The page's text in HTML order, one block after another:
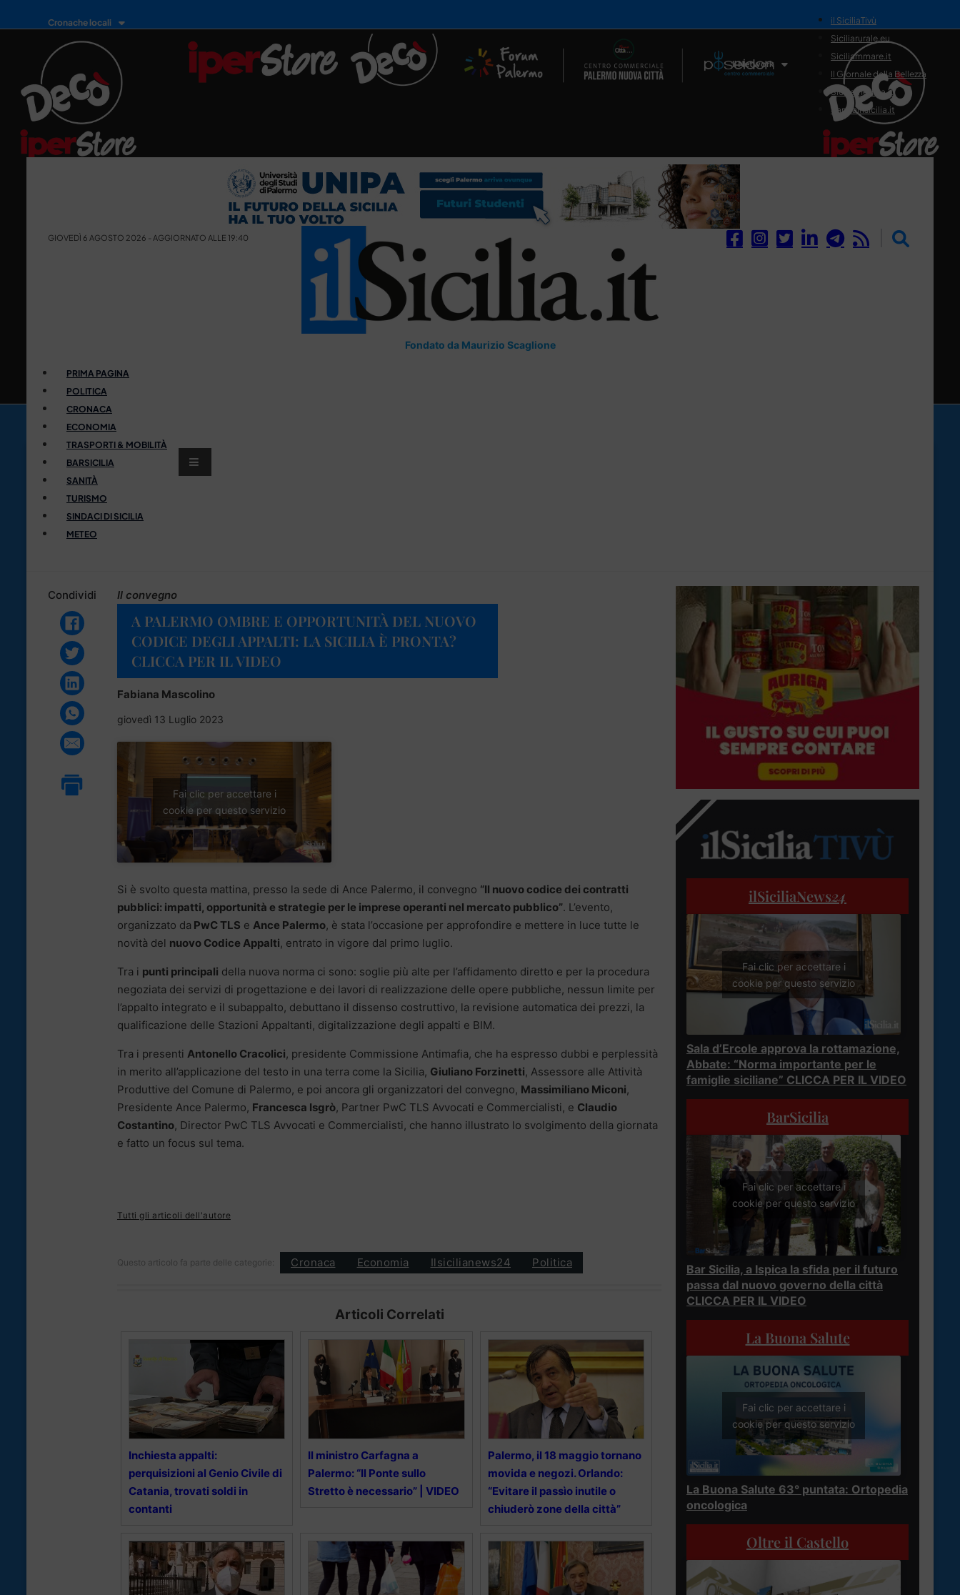
Cronache locali
Il Network
il SiciliaTivù
Siciliarurale.eu
Siciliammare.it
Il Giornale della Bellezza
Siciliamedica.it
Sanitainsicilia.it
GIOVEDÌ 6 AGOSTO 2026 - AGGIORNATO ALLE 19:40
Fondato da Maurizio Scaglione
PRIMA PAGINA
POLITICA
CRONACA
ECONOMIA
TRASPORTI & MOBILITÀ
BARSICILIA
SANITÀ
TURISMO
SINDACI DI SICILIA
METEO
Condividi Il convegno
A PALERMO OMBRE E OPPORTUNITÀ DEL NUOVO
CODICE DEGLI APPALTI: LA SICILIA È PRONTA?
CLICCA PER IL VIDEO
Fabiana Mascolino
giovedì 13 Luglio 2023
Fai clic per accettare i
cookie per questo servizio
Si è svolto questa mattina, presso la sede di Ance Palermo, il convegno “Il nuovo codice dei contratti
pubblici: impatti, opportunità e strategie per le imprese operanti nel mercato pubblico”. L’evento,
organizzato da PwC TLS e Ance Palermo, è stata l’occasione per approfondire e mettere in luce tutte le
novità del nuovo Codice Appalti, entrato in vigore dal primo luglio.
Tra i punti principali della nuova norma ci sono: soglie più alte per l’affidamento diretto e per la procedura
negoziata dei servizi di progettazione e dei lavori di realizzazione delle opere pubbliche, nessun limite per
l’appalto integrato e il subappalto, debuttano il dissenso costruttivo, la revisione automatica dei prezzi, la
qualificazione delle Stazioni Appaltanti, digitalizzazione degli appalti e BIM.
Tra i presenti Antonello Cracolici, presidente Commissione Antimafia, che ha espresso dubbi e perplessità
in merito all’applicazione del testo in una terra come la Sicilia, Giuliano Forzinetti, Assessore alle Attività
Produttive del Comune di Palermo, e poi ancora gli organizzatori del convegno, Massimiliano Miconi,
Presidente Ance Palermo, Francesca Isgrò, Partner PwC TLS Avvocati e Commercialisti, e Claudio
Costantino, Director PwC TLS Avvocati e Commercialisti, che hanno illustrato lo svolgimento della giornata
e fatto un focus sul tema.
Tutti gli articoli dell'autore
Questo articolo fa parte delle categorie: Cronaca Economia Ilsicilianews24 Politica
Articoli Correlati
Inchiesta appalti:
perquisizioni al Genio Civile di
Catania, trovati soldi in
contanti
Il ministro Carfagna a
Palermo: “Il Ponte sullo
Stretto è necessario” | VIDEO
Palermo, il 18 maggio tornano
movida e negozi. Orlando:
“Evitare il passìo inutile o
chiuderò zone della città”
ilSiciliaNews24
Fai clic per accettare i
cookie per questo servizio
Sala d’Ercole approva la rottamazione,
Abbate: “Norma importante per le
famiglie siciliane” CLICCA PER IL VIDEO
BarSicilia
Fai clic per accettare i
cookie per questo servizio
Bar Sicilia, a Ispica la sfida per il futuro
passa dal nuovo governo della città
CLICCA PER IL VIDEO
La Buona Salute
Fai clic per accettare i
cookie per questo servizio
La Buona Salute 63° puntata: Ortopedia
oncologica
Oltre il Castello